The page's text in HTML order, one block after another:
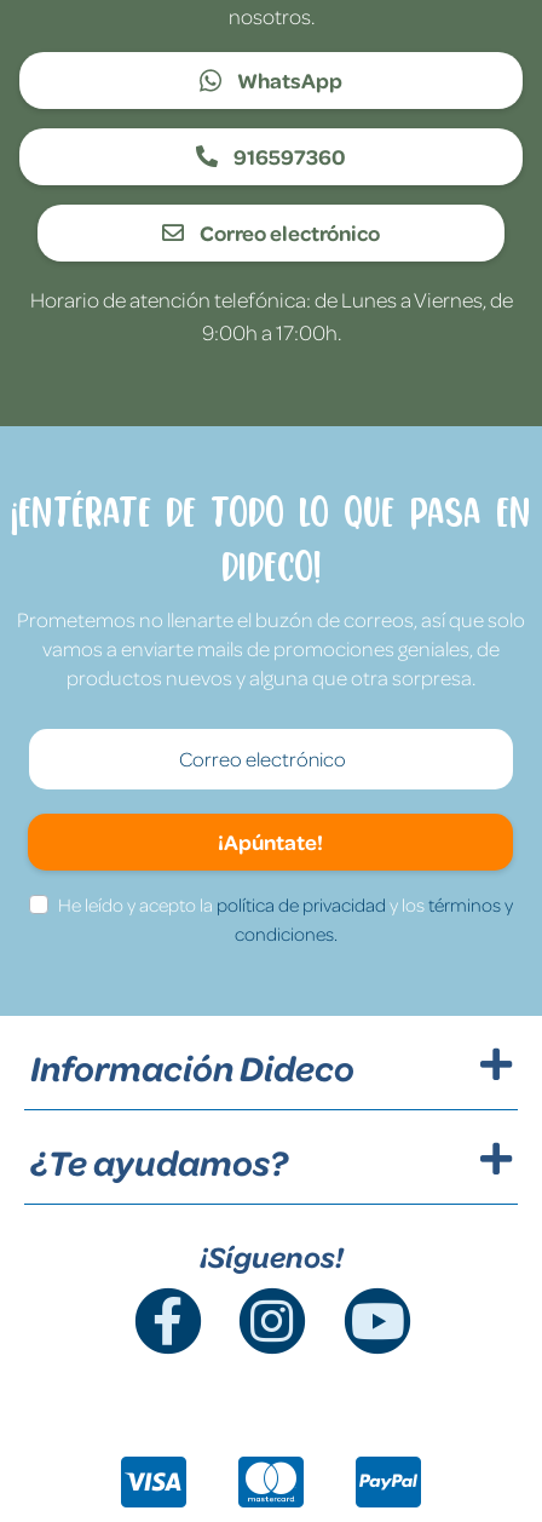
nosotros.
WhatsApp
916597360
Correo electrónico
Horario de atención telefónica: de Lunes a Viernes, de
9:00h a 17:00h.
¡Entérate de todo lo que pasa en
Dideco!
Prometemos no llenarte el buzón de correos, así que solo
vamos a enviarte mails de promociones geniales, de
productos nuevos y alguna que otra sorpresa.
¡Apúntate!
He leído y acepto la política de privacidad y lostérminos y
condiciones.
Información Dideco
¿Te ayudamos?
¡Síguenos!